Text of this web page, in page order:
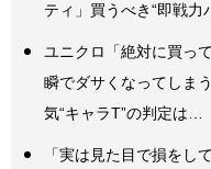
ティ」買うべき“即戦力
ユニクロ「絶対に買っ
瞬でダサくなってしま
気“キャラT”の判定は…
「実は見た目で損をし